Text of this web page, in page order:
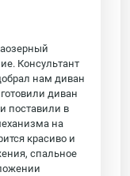
Консультант
нам диван
диван
поставили в
на
красиво и
спальное